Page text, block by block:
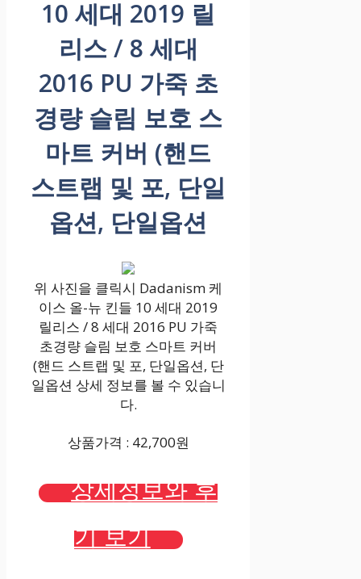
10 세대 2019 릴
리스 / 8 세대
2016 PU 가죽 초
경량 슬림 보호 스
마트 커버 (핸드
스트랩 및 포, 단일
옵션, 단일옵션
위 사진을 클릭시 Dadanism 케
이스 올-뉴 킨들 10 세대 2019
릴리스 / 8 세대 2016 PU 가죽
초경량 슬림 보호 스마트 커버
(핸드 스트랩 및 포, 단일옵션, 단
일옵션 상세 정보를 볼 수 있습니
다.
상품가격 : 42,700원
상세정보와 후
기 보기